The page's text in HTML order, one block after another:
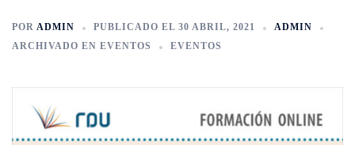
POR ADMIN PUBLICADO EL 30 ABRIL, 2021
ADMIN
ARCHIVADO EN EVENTOS EVENTOS